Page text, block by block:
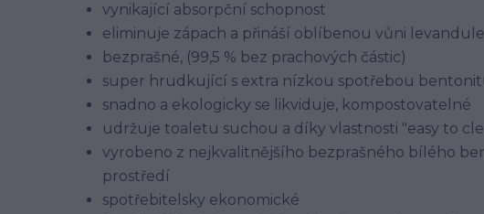
vynikající absorpční schopnost
eliminuje zápach a přináší oblíbenou vůni levandule
bezprašné, (99,5 % bez prachových částic)
super hrudkující s extra nízkou spotřebou
snadno a ekologicky se likviduje, kompostovatelné
udržuje toaletu suchou a díky vlastnosti "easy to
vyrobeno z nejkvalitnějšího bezprašného bílého
prostředí
spotřebitelsky ekonomické